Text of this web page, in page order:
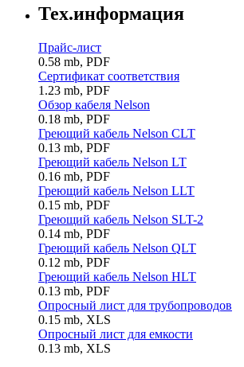
Тех.информация
Прайс-лист
0.58 mb, PDF
Сертификат соответствия
1.23 mb, PDF
Обзор кабеля Nelson
0.18 mb, PDF
Греющий кабель Nelson CLT
0.13 mb, PDF
Греющий кабель Nelson LT
0.16 mb, PDF
Греющий кабель Nelson LLT
0.15 mb, PDF
Греющий кабель Nelson SLT-2
0.14 mb, PDF
Греющий кабель Nelson QLT
0.12 mb, PDF
Греющий кабель Nelson HLT
0.13 mb, PDF
Опросный лист для трубопроводов
0.15 mb, XLS
Опросный лист для емкости
0.13 mb, XLS